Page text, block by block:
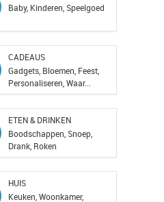
Baby, Kinderen, Speelgoed
CADEAUS
Gadgets, Bloemen, Feest,
Personaliseren, Waar...
ETEN & DRINKEN
Boodschappen, Snoep,
Drank, Roken
HUIS
Keuken, Woonkamer,